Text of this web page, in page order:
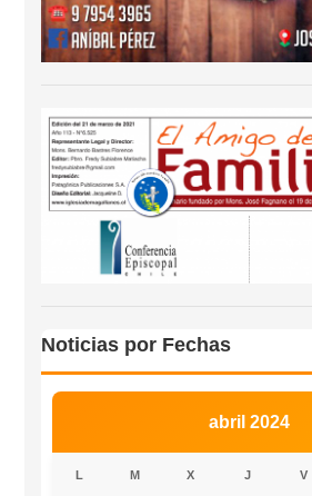
Noticias por Fechas
abril 2024
L M X J V